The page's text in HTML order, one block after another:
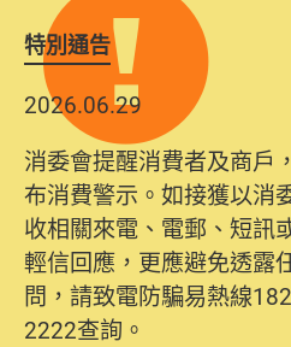
特別通告
2026.06.29
消委會提醒消費者及商戶
布消費警示。如接獲以消
收相關來電、電郵、短訊
輕信回應，更應避免透露
問，請致電防騙易熱線
2222查詢。